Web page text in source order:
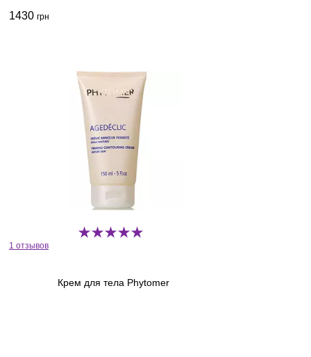
1430 грн
1 отзывов
Крем для тела Phytomer